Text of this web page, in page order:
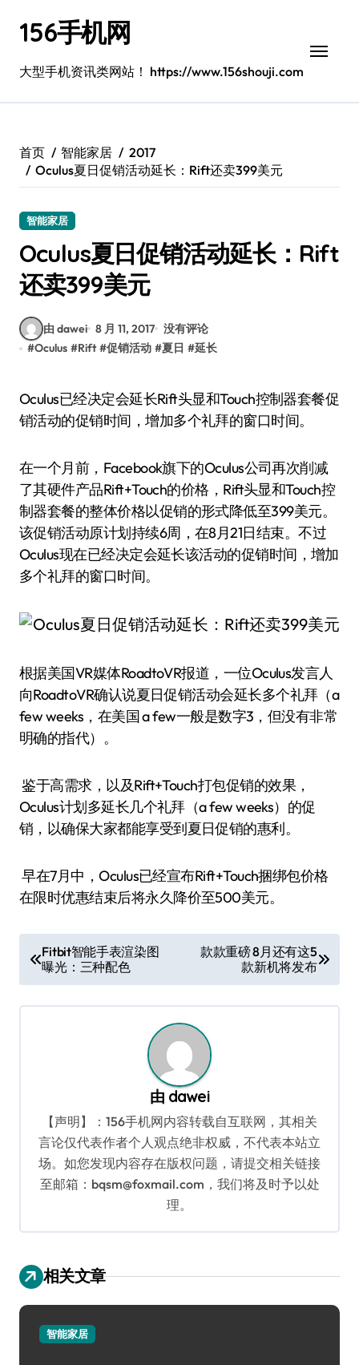
156手机网
大型手机资讯类网站！ https://www.156shouji.com
首页 智能家居
2017
Oculus夏日促销活动延长：Rift还卖399美元
智能家居
Oculus夏日促销活动延长：Rift
还卖399美元
由 dawei 8 月 11, 2017 没有评论
#Oculus #Rift #促销活动 #夏日 #延长
Oculus已经决定会延长Rift头显和Touch控制器套餐促
销活动的促销时间，增加多个礼拜的窗口时间。
在一个月前，Facebook旗下的Oculus公司再次削减
了其硬件产品Rift+Touch的价格，Rift头显和Touch控
制器套餐的整体价格以促销的形式降低至399美元。
该促销活动原计划持续6周，在8月21日结束。不过
Oculus现在已经决定会延长该活动的促销时间，增加
多个礼拜的窗口时间。
根据美国VR媒体RoadtoVR报道，一位Oculus发言人
向RoadtoVR确认说夏日促销活动会延长多个礼拜（a
few weeks，在美国 a few一般是数字3，但没有非常
明确的指代）。
鉴于高需求，以及Rift+Touch打包促销的效果，
Oculus计划多延长几个礼拜（a few weeks）的促
销，以确保大家都能享受到夏日促销的惠利。
早在7月中，Oculus已经宣布Rift+Touch捆绑包价格
在限时优惠结束后将永久降价至500美元。
章
导
Fitbit智能手表渲染图
曝光：三种配色
款款重磅 8月还有这5
款新机将发布
由 dawei
【声明】：156手机网内容转载自互联网，其相关
言论仅代表作者个人观点绝非权威，不代表本站立
场。如您发现内容存在版权问题，请提交相关链接
至邮箱：bqsm@foxmail.com，我们将及时予以处
理。
相关文章
智能家居